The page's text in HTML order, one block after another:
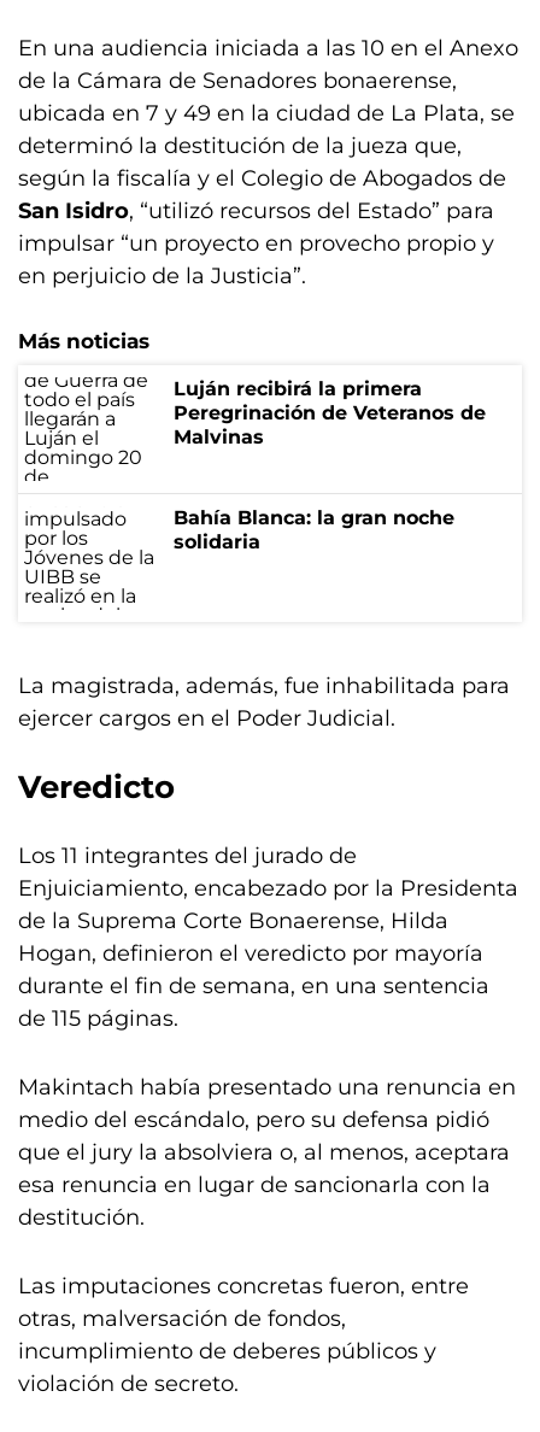
En una audiencia iniciada a las 10 en el Anexo
de la Cámara de Senadores bonaerense,
ubicada en 7 y 49 en la ciudad de La Plata, se
determinó la destitución de la jueza que,
según la fiscalía y el Colegio de Abogados de
San Isidro, “utilizó recursos del Estado” para
impulsar “un proyecto en provecho propio y
en perjuicio de la Justicia”.
Más noticias
Luján recibirá la primera
Peregrinación de Veteranos de
Malvinas
Bahía Blanca: la gran noche
solidaria
La magistrada, además, fue inhabilitada para
ejercer cargos en el Poder Judicial.
Veredicto
Los 11 integrantes del jurado de
Enjuiciamiento, encabezado por la Presidenta
de la Suprema Corte Bonaerense, Hilda
Hogan, definieron el veredicto por mayoría
durante el fin de semana, en una sentencia
de 115 páginas.
Makintach había presentado una renuncia en
medio del escándalo, pero su defensa pidió
que el jury la absolviera o, al menos, aceptara
esa renuncia en lugar de sancionarla con la
destitución.
Las imputaciones concretas fueron, entre
otras, malversación de fondos,
incumplimiento de deberes públicos y
violación de secreto.